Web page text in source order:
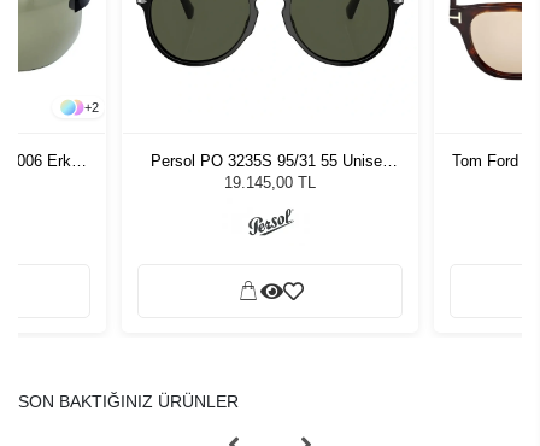
+2
Erkek
Persol PO 3235S 95/31 55 Unisex
Güneş Gözlüğü
19.145,00 TL
Tom Ford
SON BAKTIĞINIZ ÜRÜNLER